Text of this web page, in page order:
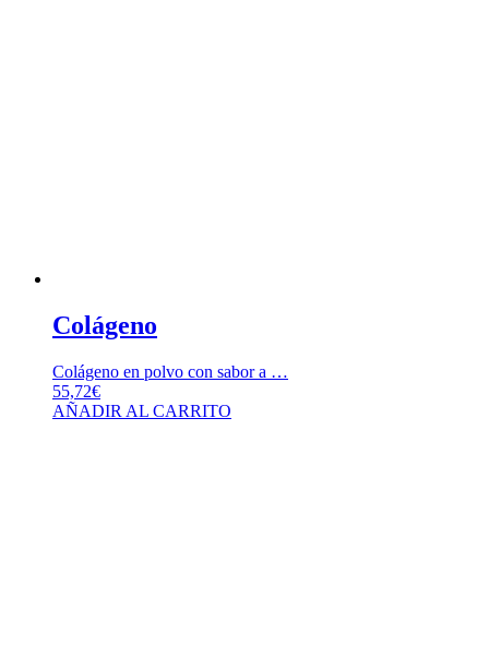
Colágeno
Colágeno en polvo con sabor a …
55,72€
AÑADIR AL CARRITO